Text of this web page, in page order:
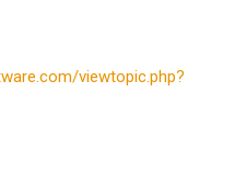
viewtopic.php?